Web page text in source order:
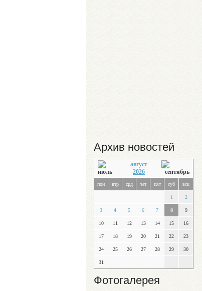
Архив новостей
август
2026
пон втр срд чет пят суб вск
1 2
3 4 5 6 7 8 9
10 11 12 13 14 15 16
17 18 19 20 21 22 23
24 25 26 27 28 29 30
31
Фотогалерея